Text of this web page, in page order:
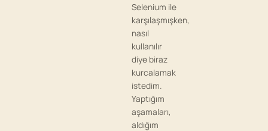
Selenium ile
karşılaşmışken,
nasıl
kullanılır
diye biraz
kurcalamak
istedim.
Yaptığım
aşamaları,
aldığım